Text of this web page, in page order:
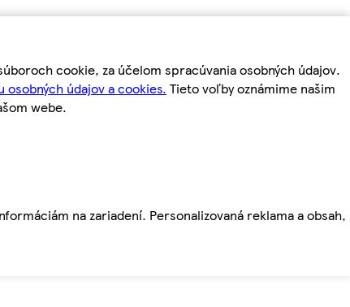
cookie, za účelom spracúvania osobných údajov.
údajov a cookies. Tieto voľby oznámime našim
webe.
na zariadení. Personalizovaná reklama a obsah,